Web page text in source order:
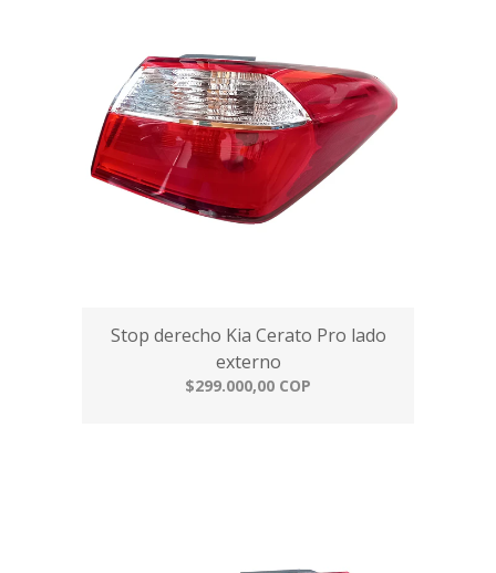
Stop derecho Kia Cerato Pro lado
externo
$299.000,00 COP